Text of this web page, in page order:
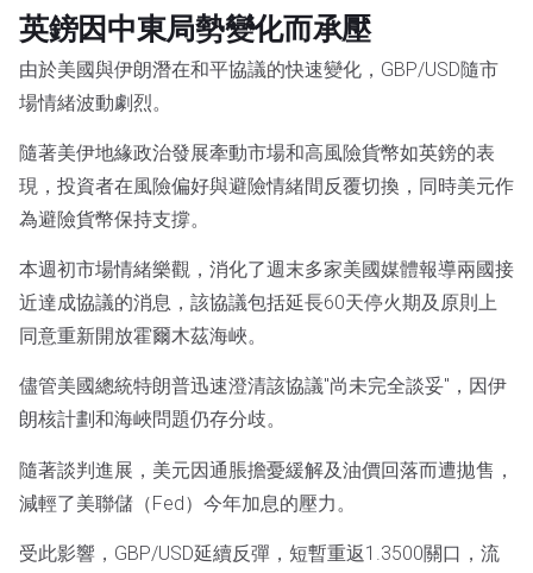
英鎊因中東局勢變化而承壓
由於美國與伊朗潛在和平協議的快速變化，GBP/USD隨市
場情緒波動劇烈。
隨著美伊地緣政治發展牽動市場和高風險貨幣如英鎊的表
現，投資者在風險偏好與避險情緒間反覆切換，同時美元作
為避險貨幣保持支撐。
本週初市場情緒樂觀，消化了週末多家美國媒體報導兩國接
近達成協議的消息，該協議包括延長60天停火期及原則上
同意重新開放霍爾木茲海峽。
儘管美國總統特朗普迅速澄清該協議"尚未完全談妥"，因伊
朗核計劃和海峽問題仍存分歧。
隨著談判進展，美元因通脹擔憂緩解及油價回落而遭拋售，
減輕了美聯儲（Fed）今年加息的壓力。
受此影響，GBP/USD延續反彈，短暫重返1.3500關口，流